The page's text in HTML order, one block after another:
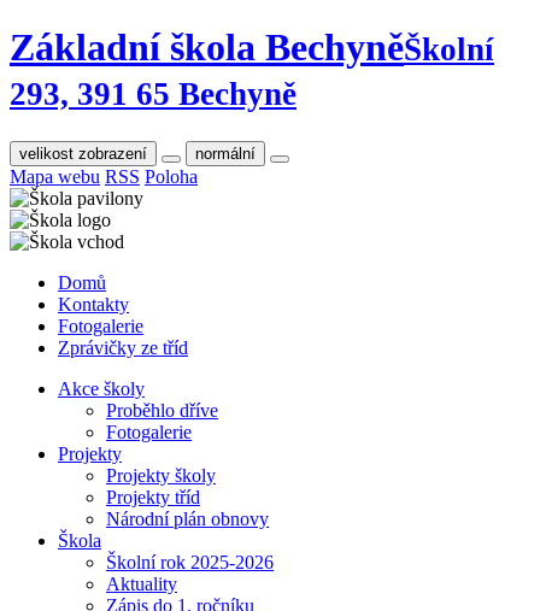
Základní škola BechyněŠkolní
293, 391 65 Bechyně
velikost zobrazení normální
Mapa webu RSS Poloha
Domů
Kontakty
Fotogalerie
Zprávičky ze tříd
Akce školy
Proběhlo dříve
Fotogalerie
Projekty
Projekty školy
Projekty tříd
Národní plán obnovy
Škola
Školní rok 2025-2026
Aktuality
Zápis do 1. ročníku